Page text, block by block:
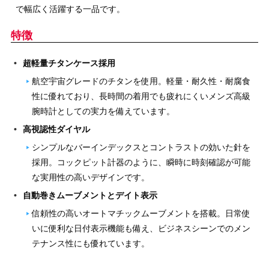
で幅広く活躍する一品です。
特徴
超軽量チタンケース採用
航空宇宙グレードのチタンを使用。軽量・耐久性・耐腐食
性に優れており、長時間の着用でも疲れにくいメンズ高級
腕時計としての実力を備えています。
高視認性ダイヤル
シンプルなバーインデックスとコントラストの効いた針を
採用。コックピット計器のように、瞬時に時刻確認が可能
な実用性の高いデザインです。
自動巻きムーブメントとデイト表示
信頼性の高いオートマチックムーブメントを搭載。日常使
いに便利な日付表示機能も備え、ビジネスシーンでのメン
テナンス性にも優れています。